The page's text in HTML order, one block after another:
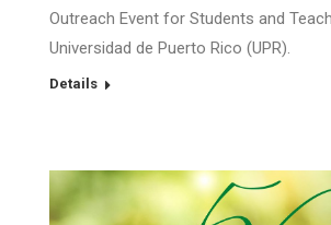
Outreach Event for Students and
Universidad de Puerto Rico (UPR).
Details